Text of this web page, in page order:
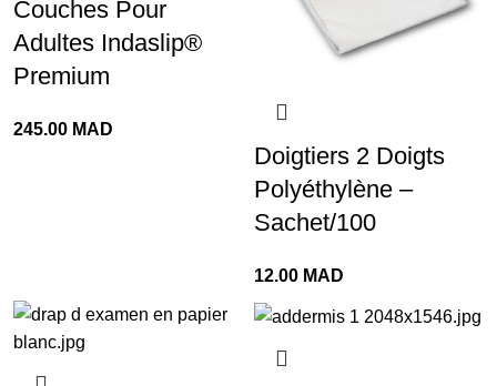
Couches Pour
Adultes Indaslip®
Premium
245.00 MAD
Doigtiers 2 Doigts
Polyéthylène –
Sachet/100
12.00 MAD